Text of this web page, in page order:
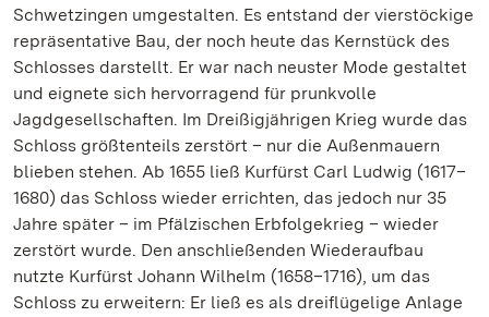
Schwetzingen umgestalten. Es entstand der vierstöckige
repräsentative Bau, der noch heute das Kernstück des
Schlosses darstellt. Er war nach neuster Mode gestaltet
und eignete sich hervorragend für prunkvolle
Jagdgesellschaften. Im Dreißigjährigen Krieg wurde das
Schloss größtenteils zerstört – nur die Außenmauern
blieben stehen. Ab 1655 ließ Kurfürst Carl Ludwig (1617–
1680) das Schloss wieder errichten, das jedoch nur 35
Jahre später – im Pfälzischen Erbfolgekrieg – wieder
zerstört wurde. Den anschließenden Wiederaufbau
nutzte Kurfürst Johann Wilhelm (1658–1716), um das
Schloss zu erweitern: Er ließ es als dreiflügelige Anlage